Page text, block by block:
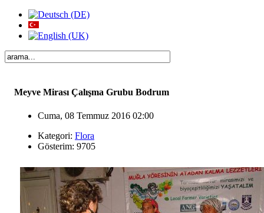
Meyve Mirası Çalışma Grubu Bodrum
Cuma, 08 Temmuz 2016 02:00
Kategori: Flora
Gösterim: 9705